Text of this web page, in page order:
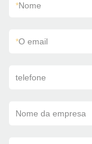
*Nome
*O email
telefone
Nome da empresa